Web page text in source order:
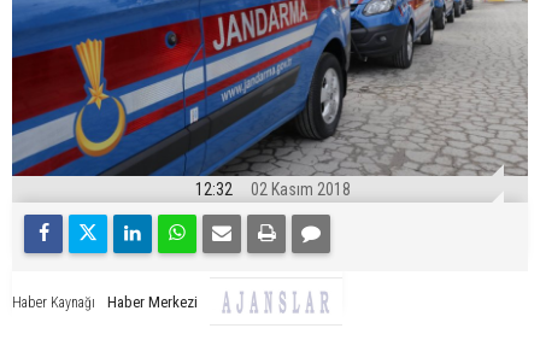
12:32 02 Kasım 2018
Haber Kaynağı Haber Merkezi